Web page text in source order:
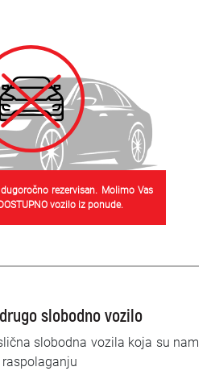
rezervisan. Molimo Vas
vozilo iz ponude.
slobodno vozilo
slobodna vozila koja su nam
raspolaganju